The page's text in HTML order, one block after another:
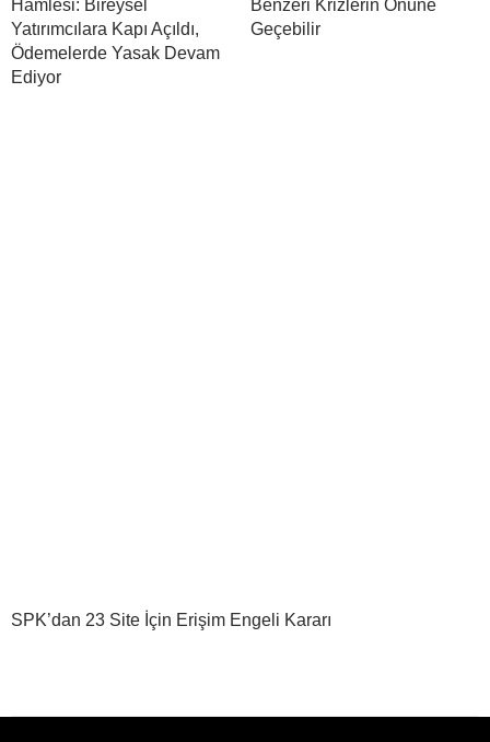
Hamlesi: Bireysel
Yatırımcılara Kapı Açıldı,
Ödemelerde Yasak Devam
Ediyor
Benzeri Krizlerin Önüne
Geçebilir
SPK’dan 23 Site İçin Erişim Engeli Kararı